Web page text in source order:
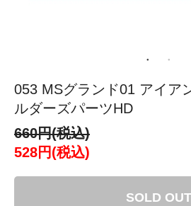
053 MSグランド01 アイ
ルダーズパーツHD
660円(税込)
528円(税込)
SOLD OUT